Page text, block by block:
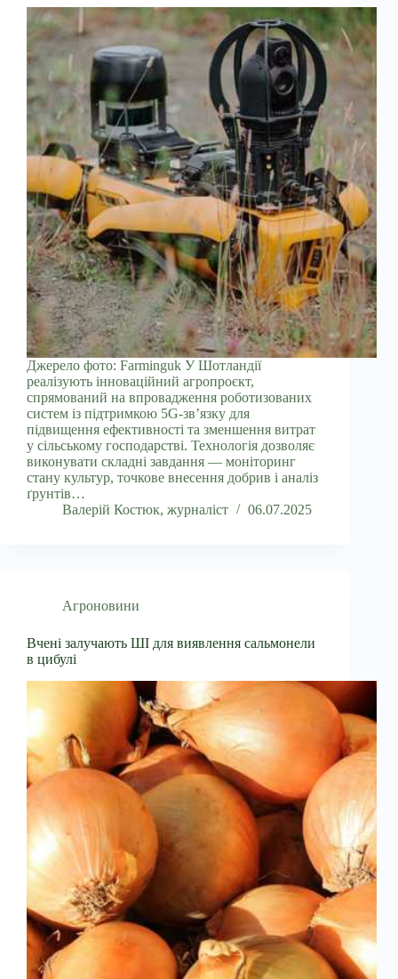
Джерело фото: Farminguk У Шотландії
реалізують інноваційний агропроєкт,
спрямований на впровадження роботизованих
систем із підтримкою 5G-зв’язку для
підвищення ефективності та зменшення витрат
у сільському господарстві. Технологія дозволяє
виконувати складні завдання — моніторинг
стану культур, точкове внесення добрив і аналіз
ґрунтів…
Валерій Костюк, журналіст
06.07.2025
Агроновини
Вчені залучають ШІ для виявлення сальмонели
в цибулі